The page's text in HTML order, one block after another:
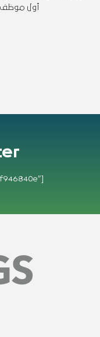
أول موظف